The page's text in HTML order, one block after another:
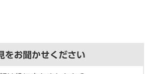
をお聞かせください